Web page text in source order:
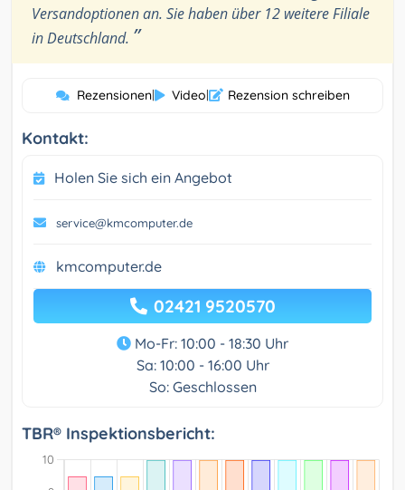
Versandoptionen an. Sie haben über 12 weitere Filiale
in Deutschland. ”
Rezensionen| Video| Rezension schreiben
Kontakt:
Holen Sie sich ein Angebot
service@kmcomputer.de
kmcomputer.de
02421 9520570
Mo-Fr: 10:00 - 18:30 Uhr
Sa: 10:00 - 16:00 Uhr
So: Geschlossen
TBR® Inspektionsbericht: